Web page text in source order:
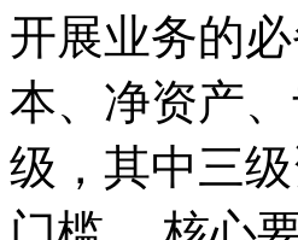
开展业务的
本、净资产
级，其中三